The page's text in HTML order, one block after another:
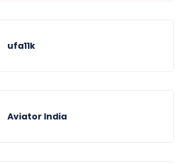
ufa11k
Aviator India